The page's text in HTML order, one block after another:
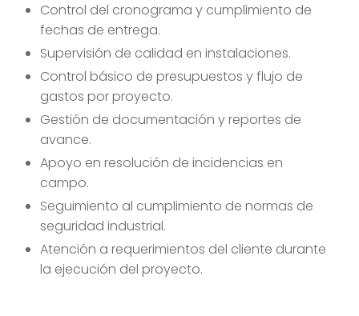
Control del cronograma y cumplimiento de
fechas de entrega.
Supervisión de calidad en instalaciones.
Control básico de presupuestos y flujo de
gastos por proyecto.
Gestión de documentación y reportes de
avance.
Apoyo en resolución de incidencias en
campo.
Seguimiento al cumplimiento de normas de
seguridad industrial.
Atención a requerimientos del cliente durante
la ejecución del proyecto.